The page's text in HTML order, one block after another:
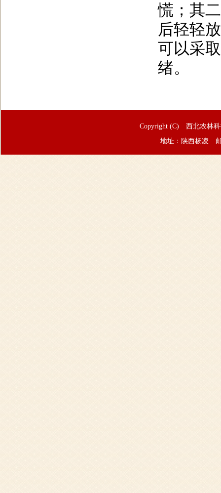
慌；其
后轻轻
可以采取
绪。
Copyright (C) 西北农林
地址：陕西杨凌